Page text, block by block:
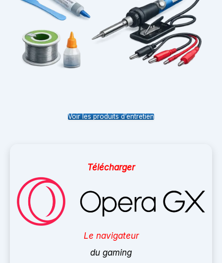
Voir les produits d’entretien
Télécharger
Le navigateur
du gaming